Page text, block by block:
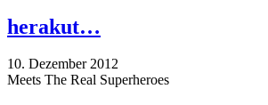
herakut…
10. Dezember 2012
Meets The Real Superheroes